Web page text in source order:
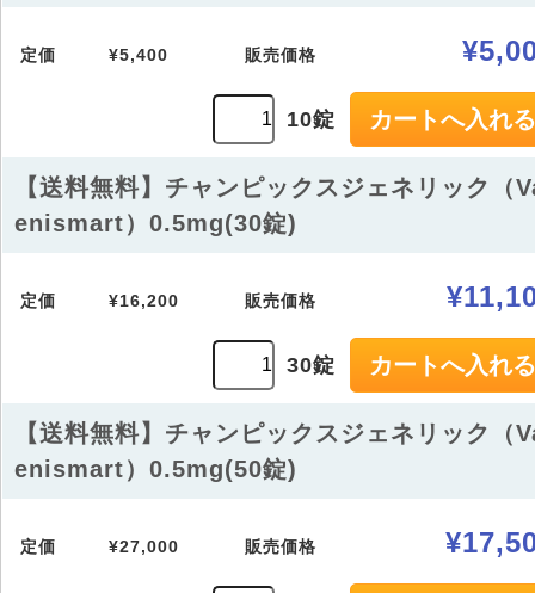
定価 ¥5,400 販売価格
10錠
【送料無料】チャンピックスジェネリック（
enismart）0.5mg(30錠)
定価 ¥16,200 販売価格
30錠
【送料無料】チャンピックスジェネリック（
enismart）0.5mg(50錠)
定価 ¥27,000 販売価格